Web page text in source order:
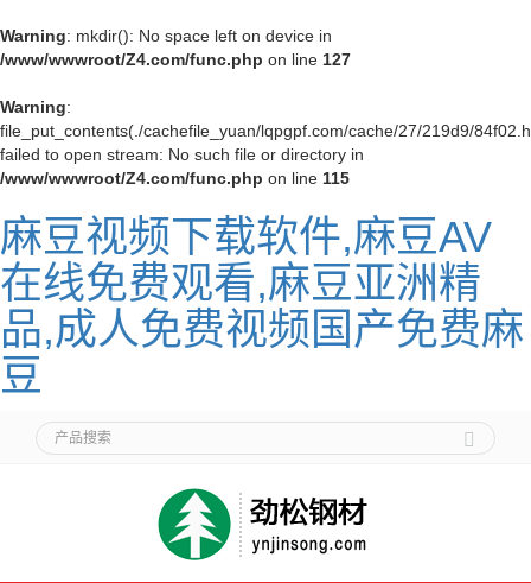
Warning: mkdir(): No space left on device in
/www/wwwroot/Z4.com/func.php on line 127
Warning:
file_put_contents(./cachefile_yuan/lqpgpf.com/cache/27/219d9/
failed to open stream: No such file or directory in
/www/wwwroot/Z4.com/func.php on line 115
麻豆视频下载软件,麻豆AV
在线免费观看,麻豆亚洲精
品,成人免费视频国产免费麻
豆